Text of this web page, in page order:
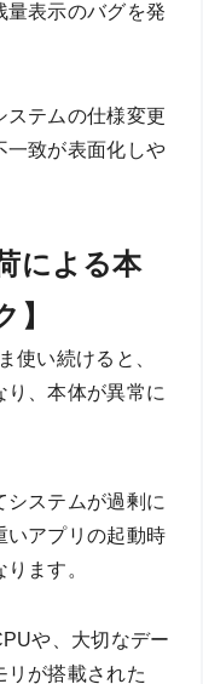
量表示のバグを発
ステムの仕様変更
一致が表面化しや
による本
使い続けると、
、本体が異常に
ステムが過剰に
いアプリの起動時
ます。
や、大切なデー
リが搭載された